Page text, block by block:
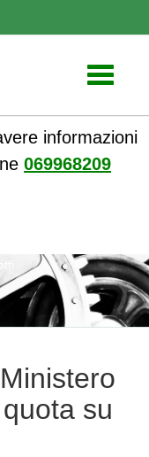
Toggle
informazioni
069968209
su